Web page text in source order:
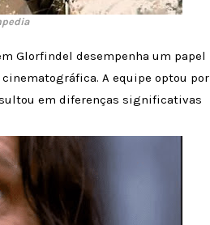
Glorfindel desempenha um papel
A equipe optou por
em diferenças significativas